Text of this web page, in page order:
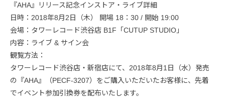
『AHA』リリース記念インストア・ライブ詳細
日時：2018年8月2日（木） 開場 18：30 / 開始 19:00
会場：タワーレコード渋谷店 B1F「CUTUP STUDIO」
内容：ライブ & サイン会
観覧方法：
タワーレコード渋谷店・新宿店にて、2018年8月1日（水）発売
の『AHA』（PECF-3207）をご購入いただいたお客様に、先着
でイベント参加引換券を配布いたします。